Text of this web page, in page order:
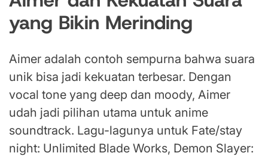
yang Bikin Merinding
Aimer adalah contoh sempurna bahwa suara
unik bisa jadi kekuatan terbesar. Dengan
vocal tone yang deep dan moody, Aimer
udah jadi pilihan utama untuk anime
soundtrack. Lagu-lagunya untuk Fate/stay
night: Unlimited Blade Works, Demon Slayer: